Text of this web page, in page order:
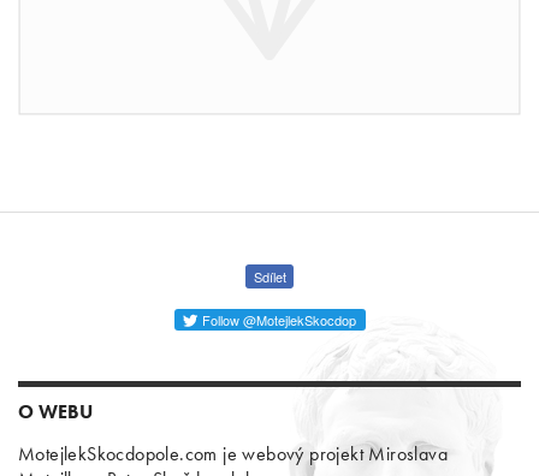
Sdílet
Follow @MotejlekSkocdop
O WEBU
MotejlekSkocdopole.com je webový projekt Miroslava